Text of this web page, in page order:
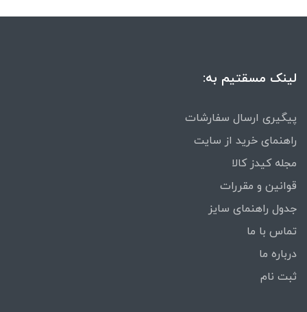
لینک مسقتیم به:
پیگیری ارسال سفارشات
راهنمای خرید از سایت
مجله کیدز کالا
قوانین و مقررات
جدول راهنمای سایز
تماس با ما
درباره ما
ثبت نام